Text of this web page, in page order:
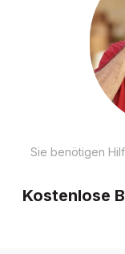
Sie benötigen
Kostenlose